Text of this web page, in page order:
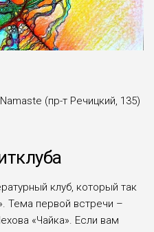
(пр-т Речицкий, 135)
клуб, который так
Тема первой встречи –
«Чайка». Если вам